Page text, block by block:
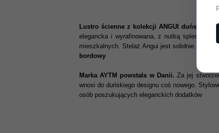
Lustro ścienne z kolekcji ANGUI duńskiej
elegancka i wyrafinowana, z nutką splendoru.
mieszkalnych. Stelaż Angui jest solidnie
bordowy
Marka AYTM powstała w Danii. Za jej
wnosi do duńskiego designu coś nowego.
osób poszukujących eleganckich dodatków